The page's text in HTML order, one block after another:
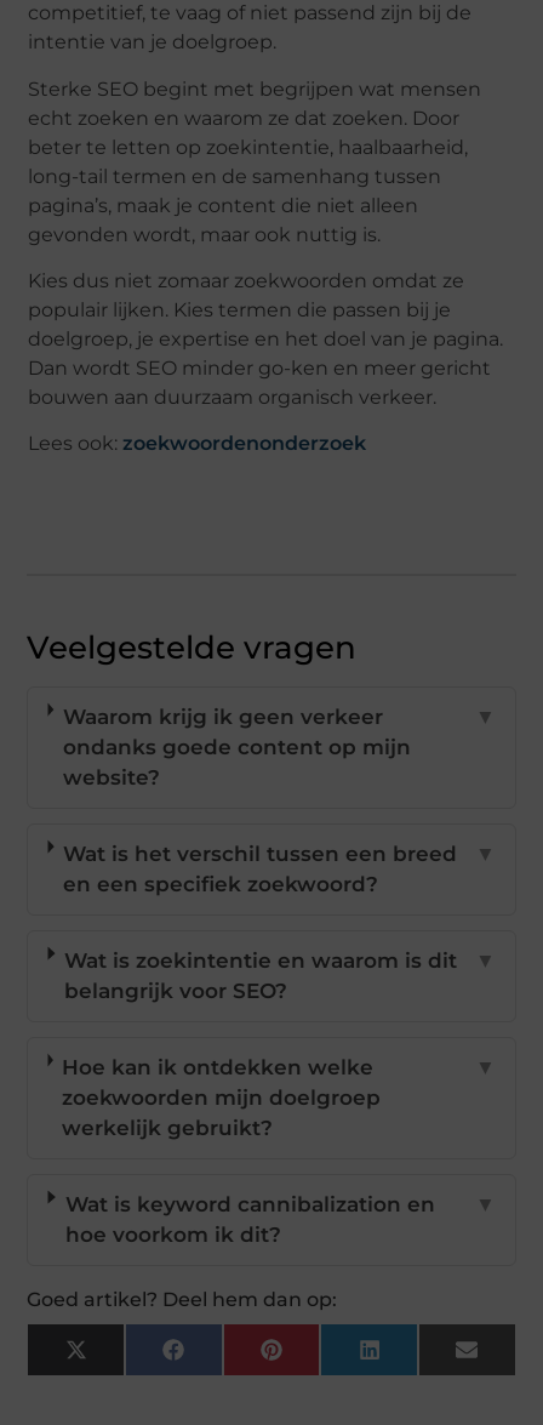
competitief, te vaag of niet passend zijn bij de
intentie van je doelgroep.
Sterke SEO begint met begrijpen wat mensen
echt zoeken en waarom ze dat zoeken. Door
beter te letten op zoekintentie, haalbaarheid,
long-tail termen en de samenhang tussen
pagina’s, maak je content die niet alleen
gevonden wordt, maar ook nuttig is.
Kies dus niet zomaar zoekwoorden omdat ze
populair lijken. Kies termen die passen bij je
doelgroep, je expertise en het doel van je pagina.
Dan wordt SEO minder go-ken en meer gericht
bouwen aan duurzaam organisch verkeer.
Lees ook:zoekwoordenonderzoek
Veelgestelde vragen
Waarom krijg ik geen verkeer
ondanks goede content op mijn
website?
▼
Wat is het verschil tussen een breed
en een specifiek zoekwoord?
▼
Wat is zoekintentie en waarom is dit
belangrijk voor SEO?
▼
Hoe kan ik ontdekken welke
zoekwoorden mijn doelgroep
werkelijk gebruikt?
▼
Wat is keyword cannibalization en
hoe voorkom ik dit?
▼
Goed artikel? Deel hem dan op:
X
(Twitter)
FacebookPinterestLinkedInEmail